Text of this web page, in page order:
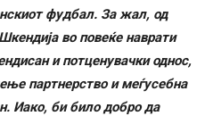
фудбал. За жал, од
во повеќе наврати
и потценувачки однос,
партнерство и меѓусебна
Иако, би било добро да